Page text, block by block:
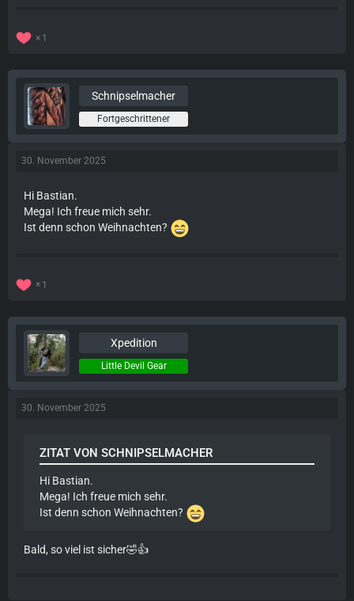
1
Schnipselmacher
Fortgeschrittener
30. November 2025
Hi Bastian.
Mega! Ich freue mich sehr.
Ist denn schon Weihnachten?
1
Xpedition
Little Devil Gear
30. November 2025
ZITAT VON SCHNIPSELMACHER
Hi Bastian.
Mega! Ich freue mich sehr.
Ist denn schon Weihnachten?
Bald, so viel ist sicher🤣👍